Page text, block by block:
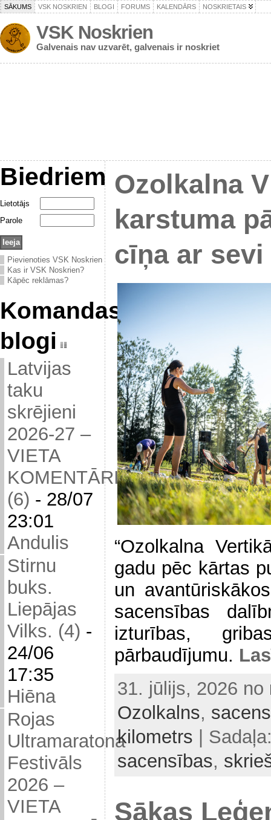
SĀKUMS VSK NOSKRIEN BLOGI FORUMS KALENDĀRS NOSKRIETAIS
VSK Noskrien
Galvenais nav uzvarēt, galvenais ir noskriet
Biedriem
Lietotājs
Parole
Pievienoties VSK Noskrien
Kas ir VSK Noskrien?
Kāpēc reklāmas?
Komandas
blogi
Latvijas
taku
skrējieni
2026-27 –
VIETA
KOMENTĀRIEM
(6) - 28/07
23:01
Andulis
Stirnu
buks.
Liepājas
Vilks. (4) -
24/06
17:35
Hiēna
Rojas
Ultramaratona
Festivāls
2026 –
VIETA
Ozolkalna
karstuma
cīņa ar sevi
“Ozolkalna
gadu pēc kārtas
un
sacensības
izturības,
pārbaudījumu.
31. jūlijs, 2026 no
Ozolkalns,
kilometrs |
sacensības,
Sākas